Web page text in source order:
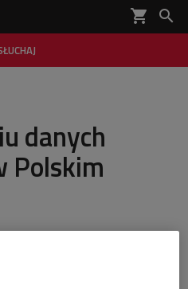
shopping_cart 

danych
Polskim